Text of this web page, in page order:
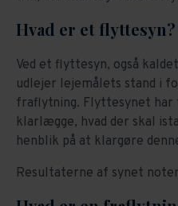
Hvad er et flyttesyn?
Ved et flyttesyn, også
udlejer lejemålets stand i
fraflytning. Flyttesynet
klarlægge, hvad der skal
henblik på at klargøre
Resultaterne af synet